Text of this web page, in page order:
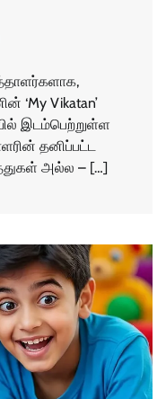
‘My Vikatan’
இடம்பெற்றுள்ள
தனிப்பட்ட
அல்ல – […]